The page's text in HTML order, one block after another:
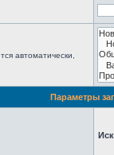
автоматически,
Параметры